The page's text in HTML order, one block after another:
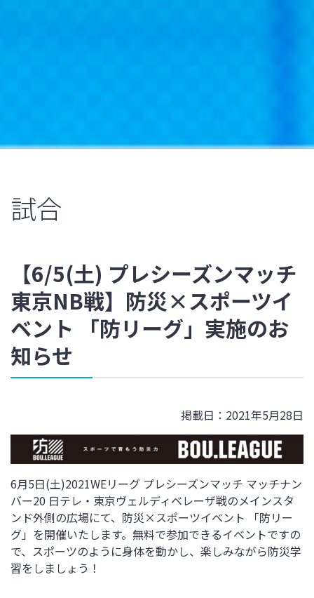
試合
【6/5(土) プレシーズンマッチ
東京NB戦】防災×スポーツイ
ベント 「防リーグ」実施のお
知らせ
掲載日：2021年5月28日
6月5日(土)2021WEリーグ プレシーズンマッチ マッチナン
バー20 日テレ・東京ヴェルディベレーザ戦のメインスタ
ンド外側の広場にて、 防災×スポーツイベント 「防リー
グ」を開催いたします。無料で参加できるイベントですの
で、スポーツのように身体を動かし、楽しみながら防災学
習をしましょう！